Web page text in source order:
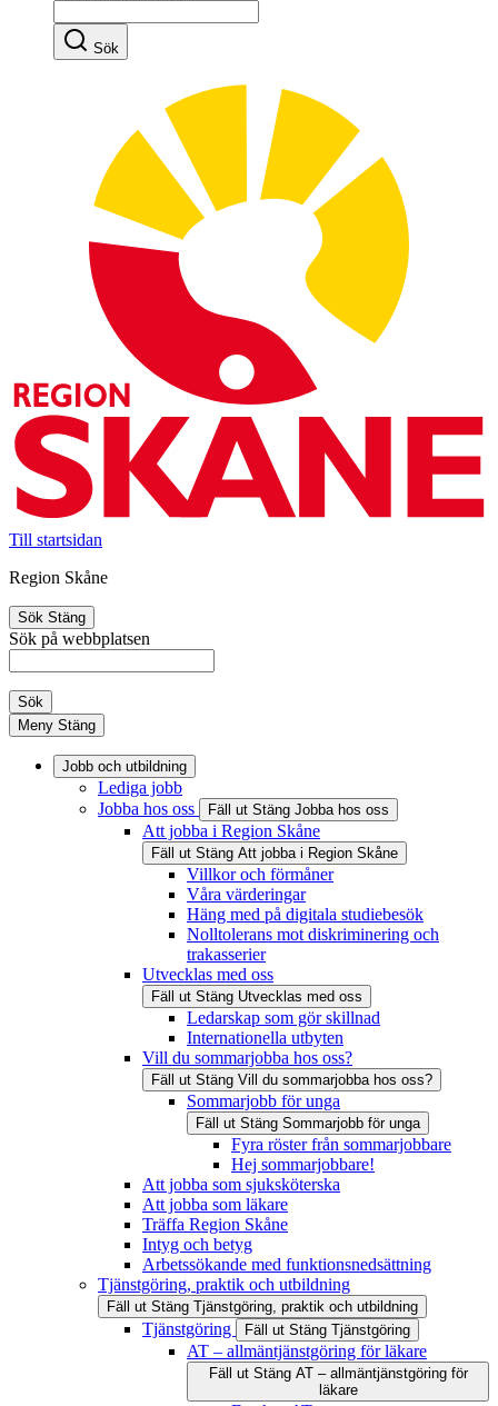
Sök
Till startsidan
Region Skåne
Sök Stäng
Sök på webbplatsen
Sök
Meny Stäng
Jobb och utbildning
Lediga jobb
Jobba hos oss
Fäll ut Stäng Jobba hos oss
Att jobba i Region Skåne
Fäll ut Stäng Att jobba i Region Skåne
Villkor och förmåner
Våra värderingar
Häng med på digitala studiebesök
Nolltolerans mot diskriminering och
trakasserier
Utvecklas med oss
Fäll ut Stäng Utvecklas med oss
Ledarskap som gör skillnad
Internationella utbyten
Vill du sommarjobba hos oss?
Fäll ut Stäng Vill du sommarjobba hos oss?
Sommarjobb för unga
Fäll ut Stäng Sommarjobb för unga
Fyra röster från sommarjobbare
Hej sommarjobbare!
Att jobba som sjuksköterska
Att jobba som läkare
Träffa Region Skåne
Intyg och betyg
Arbetssökande med funktionsnedsättning
Tjänstgöring, praktik och utbildning
Fäll ut Stäng Tjänstgöring, praktik och utbildning
Tjänstgöring Fäll ut Stäng Tjänstgöring
AT – allmäntjänstgöring för läkare
Fäll ut Stäng AT – allmäntjänstgöring för
läkare